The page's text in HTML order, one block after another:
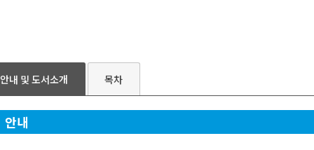
안내 및 도서소개 목차
안내